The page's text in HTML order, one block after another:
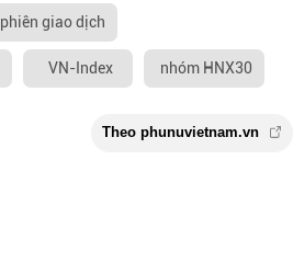
phiên giao dịch
VN-Index nhóm HNX30